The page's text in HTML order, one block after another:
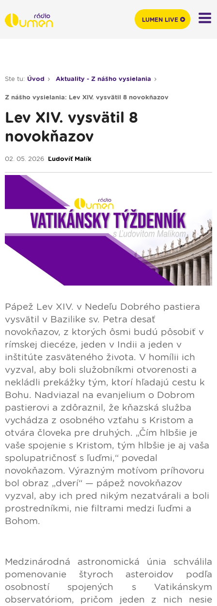
Ste tu: Úvod Aktuality - Z nášho vysielania
Z nášho vysielania: Lev XIV. vysvätil 8 novokňazov
Lev XIV. vysvätil 8
novokňazov
02. 05. 2026 Ľudovíť Malík
Pápež Lev XIV. v Nedeľu Dobrého pastiera
vysvätil v Bazilike sv. Petra desať
novokňazov, z ktorých ôsmi budú pôsobiť v
rímskej diecéze, jeden v Indii a jeden v
inštitúte zasväteného života. V homílii ich
vyzval, aby boli služobníkmi otvorenosti a
nekládli prekážky tým, ktorí hľadajú cestu k
Bohu. Nadviazal na evanjelium o Dobrom
pastierovi a zdôraznil, že kňazská služba
vychádza z osobného vzťahu s Kristom a
otvára človeka pre druhých. „Čím hlbšie je
vaše spojenie s Kristom, tým hlbšie je aj vaša
spolupatričnosť s ľuďmi,“ povedal
novokňazom. Výrazným motívom príhovoru
bol obraz „dverí“ — pápež novokňazov
vyzval, aby ich pred nikým nezatvárali a boli
prostredníkmi, nie filtrami medzi ľuďmi a
Bohom.
Medzinárodná astronomická únia schválila
pomenovanie štyroch asteroidov podľa
osobností spojených s Vatikánskym
observatóriom, pričom jeden z nich nesie
LUMEN LIVE